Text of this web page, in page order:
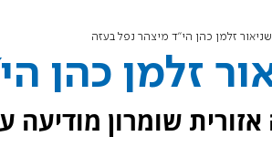
שניאור זלמן כהן הי"ד מיצהר נפל בעזה
זלמן כהן
שומרון מודיעה